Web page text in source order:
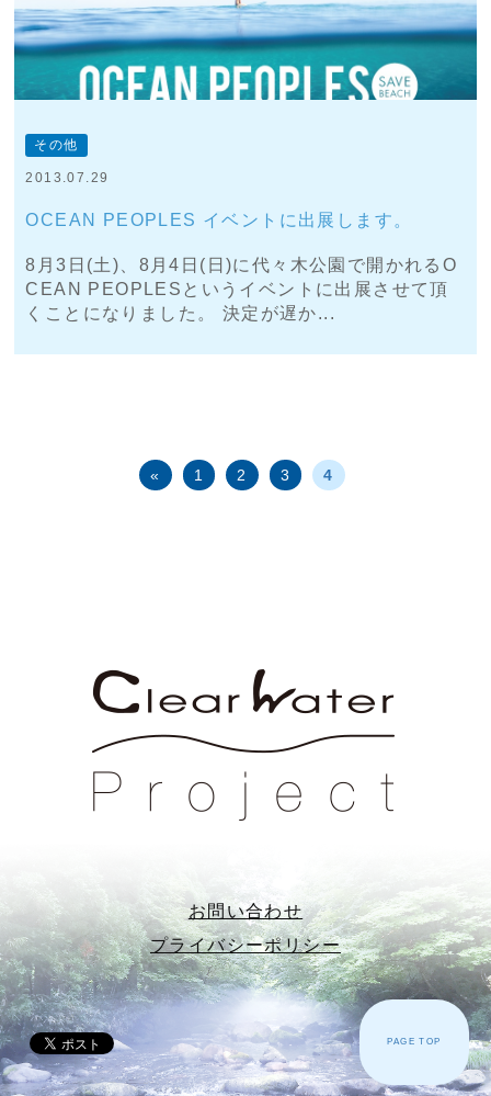
その他
2013.07.29
OCEAN PEOPLES イベントに出展します。
8月3日(土)、8月4日(日)に代々木公園で開かれるO
CEAN PEOPLESというイベントに出展させて頂
くことになりました。 決定が遅か...
« 1 2 3 4
PAGE TOP
お問い合わせ
プライバシーポリシー